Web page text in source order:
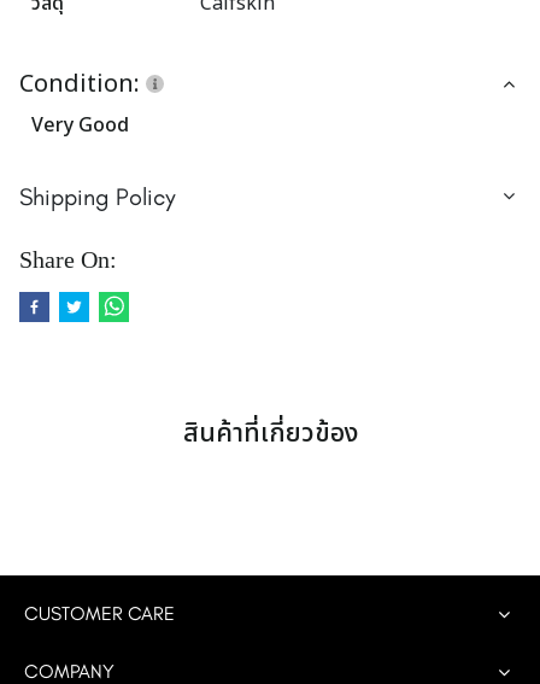
Condition:
Very Good
Shipping Policy
Share On:
สินค้าที่เกี่ยวข้อง
CUSTOMER CARE
COMPANY